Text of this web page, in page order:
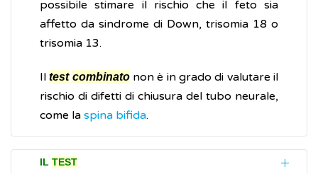
possibile stimare il rischio che il feto sia
affetto da sindrome di Down, trisomia 18 o
trisomia 13.
Iltest combinatonon è in grado di valutare il
rischio di difetti di chiusura del tubo neurale,
come la spina bifida.
IL TEST